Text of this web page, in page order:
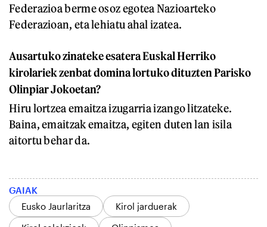
Federazioa berme osoz egotea Nazioarteko
Federazioan, eta lehiatu ahal izatea.
Ausartuko zinateke esatera Euskal Herriko
kirolariek zenbat domina lortuko dituzten Parisko
Olinpiar Jokoetan?
Hiru lortzea emaitza izugarria izango litzateke.
Baina, emaitzak emaitza, egiten duten lan isila
aitortu behar da.
GAIAK
Eusko Jaurlaritza
Kirol jarduerak